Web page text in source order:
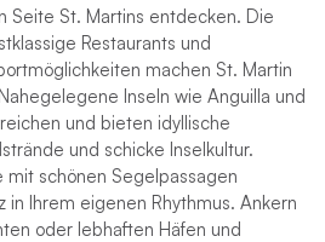
Seite St. Martins entdecken. Die
Restaurants und
machen St. Martin
Inseln wie Anguilla und
und bieten idyllische
und schicke Inselkultur.
mit schönen Segelpassagen
in Ihrem eigenen Rhythmus. Ankern
oder lebhaften Häfen und